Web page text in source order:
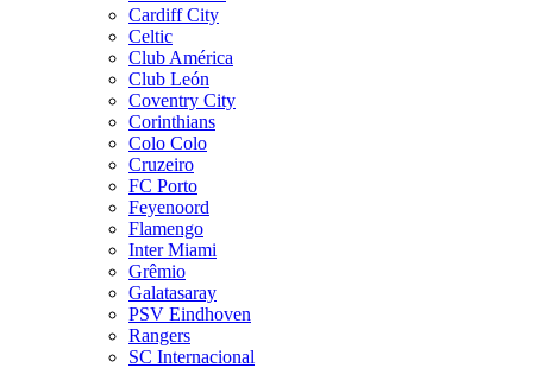
Cardiff City
Celtic
Club América
Club León
Coventry City
Corinthians
Colo Colo
Cruzeiro
FC Porto
Feyenoord
Flamengo
Inter Miami
Grêmio
Galatasaray
PSV Eindhoven
Rangers
SC Internacional